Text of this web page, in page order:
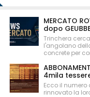
MERCATO
dopo
Trinchera
l'angolano
concrete per
4mila
Ecco il
rinnovato la